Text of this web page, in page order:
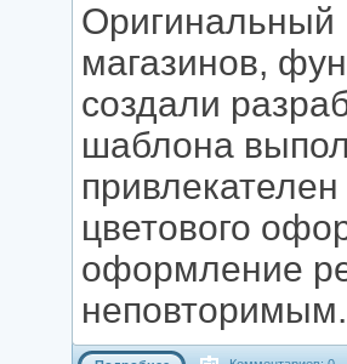
Оригинальный
магазинов,
создали
шаблона
цветового
оформление
неповторимым.